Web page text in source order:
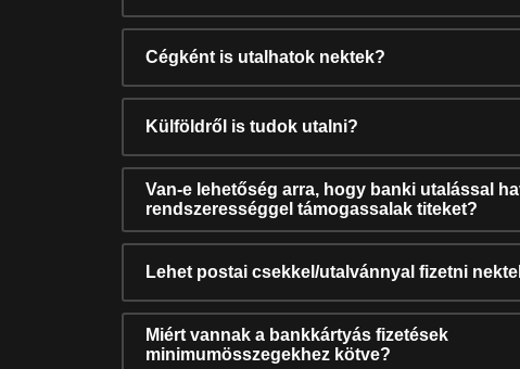
Cégként is utalhatok nektek?
Külföldről is tudok utalni?
Van-e lehetőség arra, hogy banki utalással
rendszerességgel támogassalak titeket?
Lehet postai csekkel/utalvánnyal fizetni
Miért vannak a bankkártyás fizetések
minimumösszegekhez kötve?